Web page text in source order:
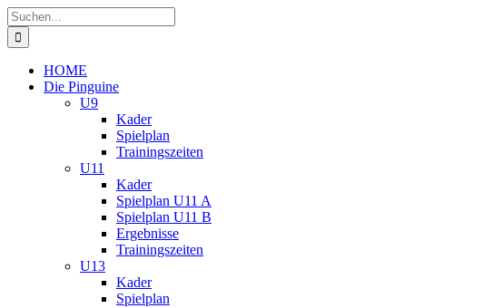
Zum
Inhalt
springen
Suche
nach:
HOME
Die Pinguine
U9
Kader
Spielplan
Trainingszeiten
U11
Kader
Spielplan U11 A
Spielplan U11 B
Ergebnisse
Trainingszeiten
U13
Kader
Spielplan